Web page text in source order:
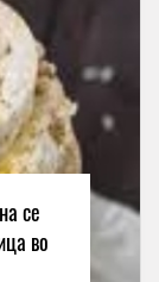
се
во